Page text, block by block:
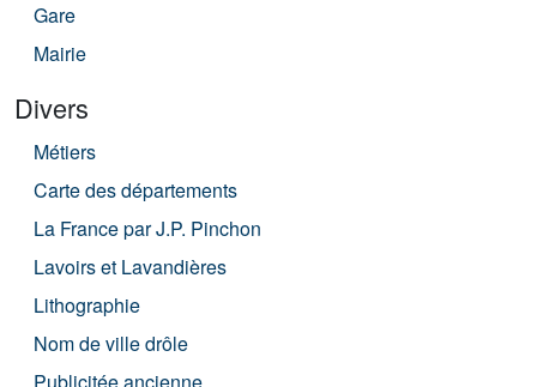
Gare
Mairie
Divers
Métiers
Carte des départements
La France par J.P. Pinchon
Lavoirs et Lavandières
Lithographie
Nom de ville drôle